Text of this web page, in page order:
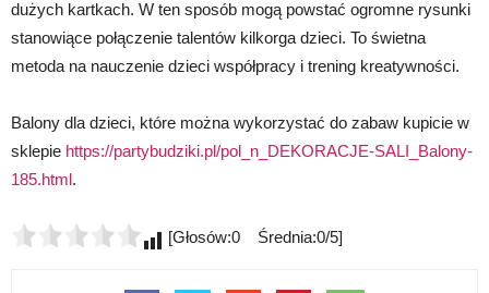
dużych kartkach. W ten sposób mogą powstać ogromne rysunki
stanowiące połączenie talentów kilkorga dzieci. To świetna
metoda na nauczenie dzieci współpracy i trening kreatywności.
Balony dla dzieci, które można wykorzystać do zabaw kupicie w
sklepie https://partybudziki.pl/pol_n_DEKORACJE-SALI_Balony-
185.html.
[Głosów:0 Średnia:0/5]